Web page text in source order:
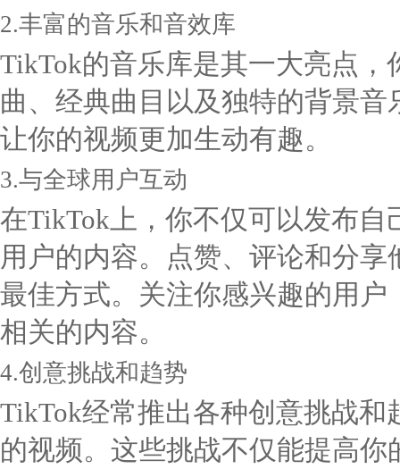
2.丰富的音乐和音效库
TikTok的音乐库是其一大亮点
曲、经典曲目以及独特的背景
让你的视频更加生动有趣。
3.与全球用户互动
在TikTok上，你不仅可以发布
用户的内容。点赞、评论和分
最佳方式。关注你感兴趣的用户
相关的内容。
4.创意挑战和趋势
TikTok经常推出各种创意挑战
的视频。这些挑战不仅能提高